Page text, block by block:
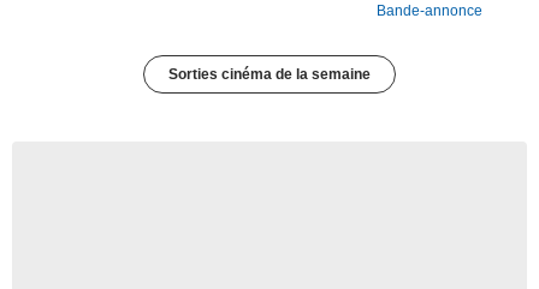
Bande-annonce
Sorties cinéma de la semaine